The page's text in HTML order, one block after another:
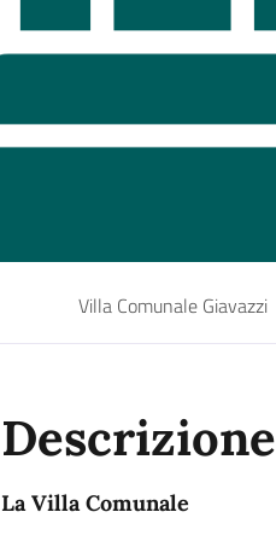
Villa Comunale Giavazzi
Descrizione
La Villa Comunale